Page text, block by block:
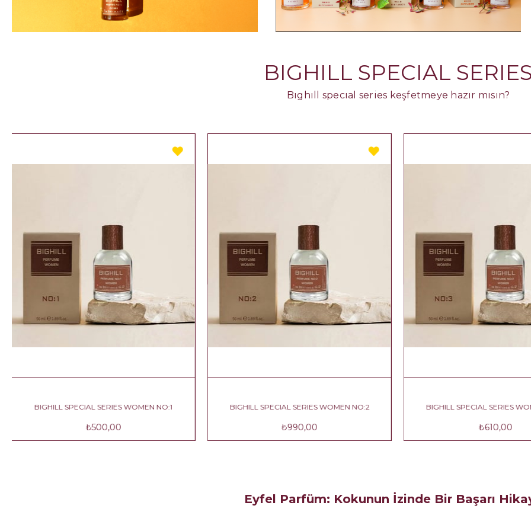
BIGHILL SPECIAL
BIGHILL SPECIAL SERIES WOMEN NO:2
₺990,00
BIGHILL SPECIAL SERIES WOMEN NO:3
₺610,00
BIGHILL SPECIAL SERIES
₺580,00
Eyfel Parfüm: Kokunun İzinde Bir Başarı